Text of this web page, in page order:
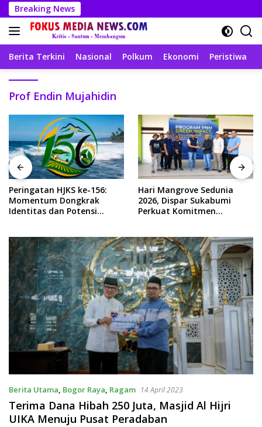
Langsung
ke
konten
Breaking News
Berita Terkini Nasional Polkum Ekonomi Peristiwa
Prof Endin Mujahidin
Peringatan HJKS ke-156:
Momentum Dongkrak
Identitas dan Potensi
Hari Mangrove Sedunia
2026, Dispar Sukabumi
Perkuat Komitmen
Berita Utama, Bogor Raya, Ragam 14 April 2023
Terima Dana Hibah 250 Juta, Masjid Al Hijri
UIKA Menuju Pusat Peradaban